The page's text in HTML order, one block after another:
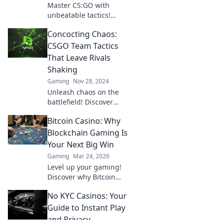
Master CS:GO with
unbeatable tactics!
strategies to elevate your
team and dominate the
competition. Click to level
up your game!
Concocting Chaos:
CSGO Team Tactics
That Leave Rivals
Shaking
Gaming Nov 28, 2024
Unleash chaos on the
battlefield! Discover
team tactics that will
leave your rivals
trembling in defeat.
Bitcoin Casino: Why
Blockchain Gaming Is
Your Next Big Win
Gaming Mar 24, 2026
Level up your gaming!
Discover why Bitcoin
tech offer bigger wins
and a fairer play. Your
next jackpot awaits!
No KYC Casinos: Your
Guide to Instant Play